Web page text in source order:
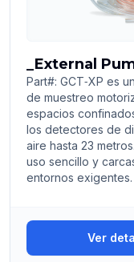
_External
Part#: GCT‑XP es
de muestreo
espacios
los detectores de
aire hasta 23
uso sencillo y
entornos exigentes.
Ver